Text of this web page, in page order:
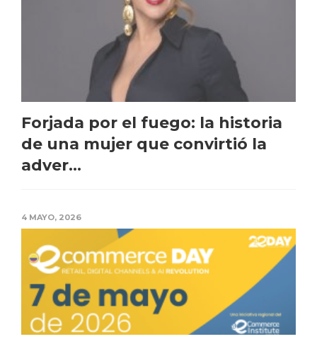
Forjada por el fuego: la historia
de una mujer que convirtió la
adver...
4 MAYO, 2026